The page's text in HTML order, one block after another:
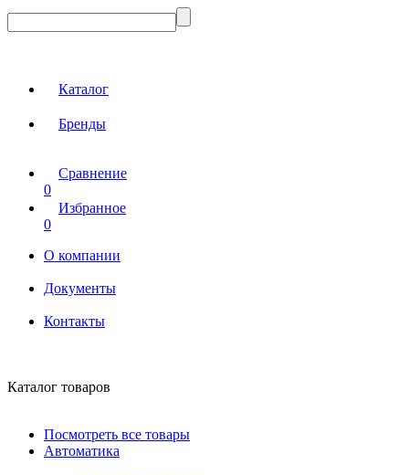
Каталог
Бренды
Сравнение
0
Избранное
0
О компании
Документы
Контакты
Каталог товаров
Посмотреть все товары
Автоматика